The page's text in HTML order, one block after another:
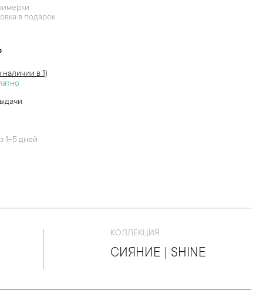
в подарок
наличии в 1)
1-5 дней
КОЛЛЕКЦИЯ
СИЯНИЕ | SHINE